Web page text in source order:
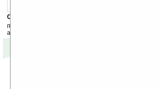
Скоро
получайте ежедневный или еженедельный
акций сайта на ваш почтовый ящик.
Отзывы о